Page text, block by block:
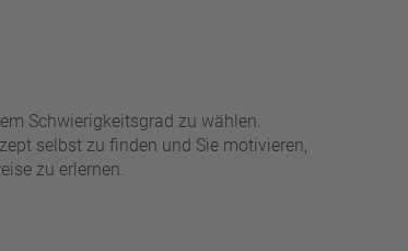
Schwierigkeitsgrad zu wählen.
selbst zu finden und Sie motivieren,
zu erlernen.